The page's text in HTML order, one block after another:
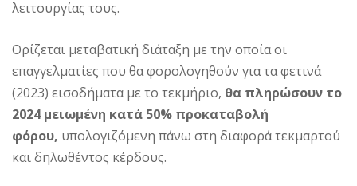
λειτουργίας τους.
Ορίζεται μεταβατική διάταξη με την οποία οι
επαγγελματίες που θα φορολογηθούν για τα φετινά
(2023) εισοδήματα με το τεκμήριο, θα πληρώσουν το
2024 μειωμένη κατά 50% προκαταβολή
φόρου, υπολογιζόμενη πάνω στη διαφορά τεκμαρτού
και δηλωθέντος κέρδους.